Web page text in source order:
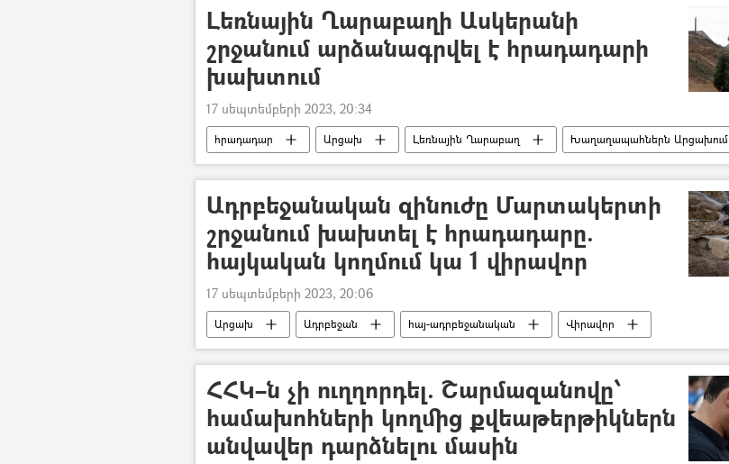
Լեռնային Ղարաբաղի Ասկերանի
շրջանում արձանագրվել է հրադադարի
խախտում
17 սեպտեմբերի 2023, 20:34
հրադադար Արցախ Լեռնային Ղարաբաղ
Խաղաղապահներն Արցախում
Ասկերան
Ադրբեջանական զինուժը Մարտակերտի
շրջանում խախտել է հրադադարը.
հայկական կողմում կա 1 վիրավոր
17 սեպտեմբերի 2023, 20:06
Արցախ Ադրբեջան հայ-ադրբեջանական Վիրավոր
ՀՀԿ–ն չի ուղղորդել. Շարմազանովը՝
համախոհների կողմից քվեաթերթիկներն
անվավեր դարձնելու մասին